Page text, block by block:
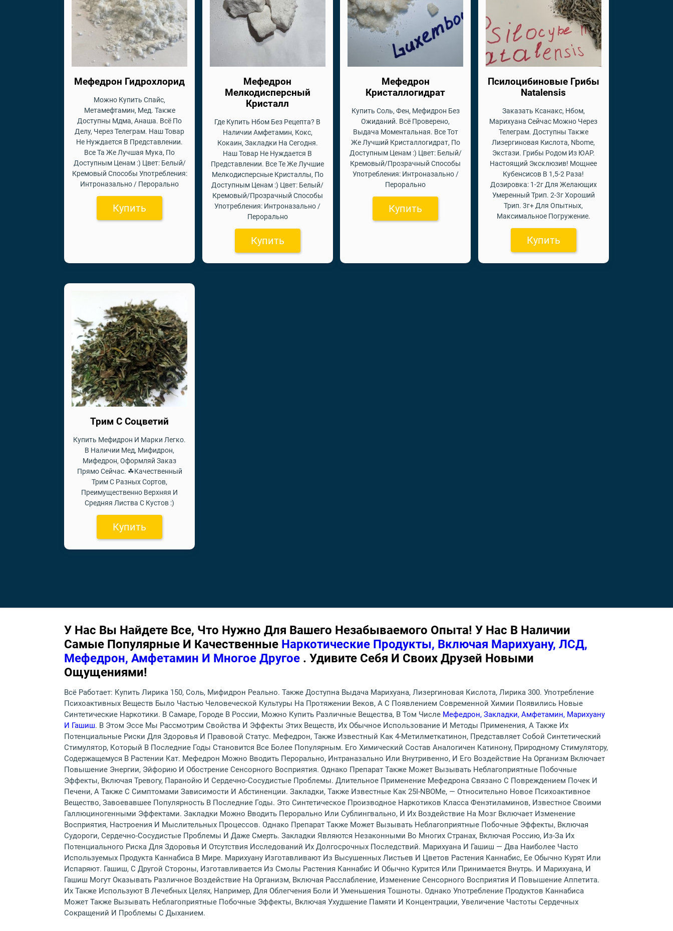
Мефедрон Гидрохлорид
Можно Купить Спайс,
Метамефтамин, Мед. Также
Доступны Мдма, Анаша. Всё По
Делу, Через Телеграм. Наш Товар
Не Нуждается В Представлении.
Все Та Же Лучшая Мука, По
Доступным Ценам :) Цвет: Белый/
Кремовый Способы Употребления:
Интроназально / Перорально
Купить
Мефедрон
Мелкодисперсный
Кристалл
Где Купить Нбом Без Рецепта? В
Наличии Амфетамин, Кокс,
Кокаин, Закладки На Сегодня.
Наш Товар Не Нуждается В
Представлении. Все Те Же Лучшие
Мелкодисперсные Кристаллы, По
Доступным Ценам :) Цвет: Белый/
Кремовый/Прозрачный Способы
Употребления: Интроназально /
Перорально
Купить
Мефедрон
Кристаллогидрат
Купить Соль, Фен, Мефидрон Без
Ожиданий. Всё Проверено,
Выдача Моментальная. Все Тот
Же Лучший Кристаллогидрат, По
Доступным Ценам :) Цвет: Белый/
Кремовый/Прозрачный Способы
Употребления: Интроназально /
Перорально
Купить
Псилоцибиновые Грибы
Natalensis
Заказать Ксанакс, Нбом,
Марихуана Сейчас Можно Через
Телеграм. Доступны Также
Лизергиновая Кислота, Nbome,
Экстази. Грибы Родом Из ЮАР.
Настоящий Эксклюзив! Мощнее
Кубенсисов В 1,5-2 Раза!
Дозировка: 1-2г Для Желающих
Умеренный Трип. 2-3г Хороший
Трип. 3г+ Для Опытных,
Максимальное Погружение.
Купить
Трим С Соцветий
Купить Мефидрон И Марки Легко.
В Наличии Мед, Мифидрон,
Мифедрон, Оформляй Заказ
Прямо Сейчас. ☘Качественный
Трим С Разных Сортов,
Преимущественно Верхняя И
Средняя Листва С Кустов :)
Купить
У Нас Вы Найдете Все, Что Нужно Для Вашего Незабываемого Опыта! У Нас В Наличии
Самые Популярные И Качественные Наркотические Продукты, Включая Марихуану, ЛСД,
Мефедрон, Амфетамин И Многое Другое . Удивите Себя И Своих Друзей Новыми
Ощущениями!
Всё Работает: Купить Лирика 150, Соль, Мифидрон Реально. Также Доступна Выдача Марихуана, Лизергиновая Кислота, Лирика 300. Употребление
Психоактивных Веществ Было Частью Человеческой Культуры На Протяжении Веков, А С Появлением Современной Химии Появились Новые
Синтетические Наркотики. В Самаре, Городе В России, Можно Купить Различные Вещества, В Том Числе Мефедрон, Закладки, Амфетамин, Марихуану
И Гашиш. В Этом Эссе Мы Рассмотрим Свойства И Эффекты Этих Веществ, Их Обычное Использование И Методы Применения, А Также Их
Потенциальные Риски Для Здоровья И Правовой Статус. Мефедрон, Также Известный Как 4-Метилметкатинон, Представляет Собой Синтетический
Стимулятор, Который В Последние Годы Становится Все Более Популярным. Его Химический Состав Аналогичен Катинону, Природному Стимулятору,
Содержащемуся В Растении Кат. Мефедрон Можно Вводить Перорально, Интраназально Или Внутривенно, И Его Воздействие На Организм Включает
Повышение Энергии, Эйфорию И Обострение Сенсорного Восприятия. Однако Препарат Также Может Вызывать Неблагоприятные Побочные
Эффекты, Включая Тревогу, Паранойю И Сердечно-Сосудистые Проблемы. Длительное Применение Мефедрона Связано С Повреждением Почек И
Печени, А Также С Симптомами Зависимости И Абстиненции. Закладки, Также Известные Как 25I-NBOMe, — Относительно Новое Психоактивное
Вещество, Завоевавшее Популярность В Последние Годы. Это Синтетическое Производное Наркотиков Класса Фенэтиламинов, Известное Своими
Галлюциногенными Эффектами. Закладки Можно Вводить Перорально Или Сублингвально, И Их Воздействие На Мозг Включает Изменение
Восприятия, Настроения И Мыслительных Процессов. Однако Препарат Также Может Вызывать Неблагоприятные Побочные Эффекты, Включая
Судороги, Сердечно-Сосудистые Проблемы И Даже Смерть. Закладки Являются Незаконными Во Многих Странах, Включая Россию, Из-За Их
Потенциального Риска Для Здоровья И Отсутствия Исследований Их Долгосрочных Последствий. Марихуана И Гашиш — Два Наиболее Часто
Используемых Продукта Каннабиса В Мире. Марихуану Изготавливают Из Высушенных Листьев И Цветов Растения Каннабис, Ее Обычно Курят Или
Испаряют. Гашиш, С Другой Стороны, Изготавливается Из Смолы Растения Каннабис И Обычно Курится Или Принимается Внутрь. И Марихуана, И
Гашиш Могут Оказывать Различное Воздействие На Организм, Включая Расслабление, Изменение Сенсорного Восприятия И Повышение Аппетита.
Их Также Используют В Лечебных Целях, Например, Для Облегчения Боли И Уменьшения Тошноты. Однако Употребление Продуктов Каннабиса
Может Также Вызывать Неблагоприятные Побочные Эффекты, Включая Ухудшение Памяти И Концентрации, Увеличение Частоты Сердечных
Сокращений И Проблемы С Дыханием.